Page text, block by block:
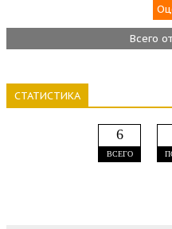
Всего
СТАТИСТИКА
6
ВСЕГО